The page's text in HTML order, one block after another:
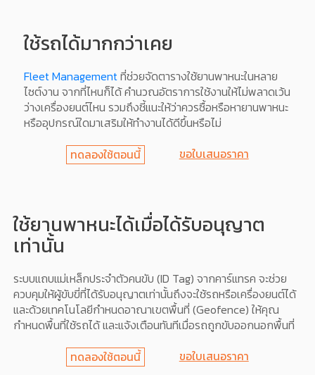
ใช้รถได้มากกว่าเคย
Fleet Managementที่ช่วยจัดตารางใช้ยานพาหนะในหลาย
ไซต์งาน จากที่ไหนก็ได้ คำนวณอัตราการใช้งานให้ไม่พลาดเว้น
ว่างเครื่องยนต์ไหน รวมถึงชี้แนะให้ว่าควรซื้อหรือหายานพาหนะ
หรืออุปกรณ์ใดมาเสริมให้ทำงานได้ดีขึ้นหรือไม่
ทดลองใช้ตอนนี้ ขอใบเสนอราคา
ใช้ยานพาหนะได้เมื่อได้รับอนุญาต
เท่านั้น
ระบบแถบแม่เหล็กประจำตัวคนขับ (ID Tag) จากคาร์แทรค จะช่วย
ควบคุมให้ผู้ขับขี่ที่ได้รับอนุญาตเท่านั้นถึงจะใช้รถหรือเครื่องยนต์ได้
และด้วยเทคโนโลยีกำหนดอาณาเขตพื้นที่ (Geofence) ให้คุณ
กำหนดพื้นที่ใช้รถได้ และแจ้งเตือนทันทีเมื่อรถถูกขับออกนอกพื้นที่
ทดลองใช้ตอนนี้ ขอใบเสนอราคา